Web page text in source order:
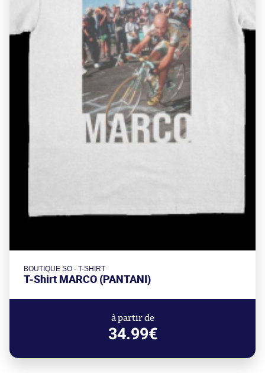
BOUTIQUE SO - T-SHIRT
T-Shirt MARCO (PANTANI)
à partir de
34.99€